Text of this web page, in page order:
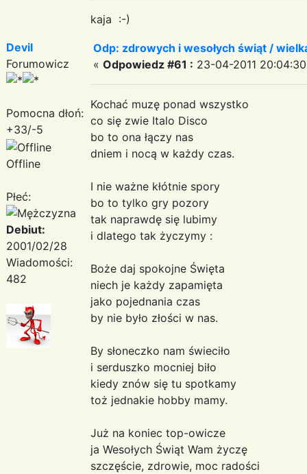
kaja :-)
Devil
Forumowicz
Pomocna dłoń:
+33/-5
Offline
Płeć:
Debiut:
2001/02/28
Wiadomości:
482
Odp: zdrowych i wesołych świąt /
« Odpowiedz #61 : 23-04-2011
Kochać muzę ponad wszystko
co się zwie Italo Disco
bo to ona łączy nas
dniem i nocą w każdy czas.
I nie ważne kłótnie spory
bo to tylko gry pozory
tak naprawdę się lubimy
i dlatego tak życzymy :
Boże daj spokojne Święta
niech je każdy zapamięta
jako pojednania czas
by nie było złości w nas.
By słoneczko nam świeciło
i serduszko mocniej biło
kiedy znów się tu spotkamy
toż jednakie hobby mamy.
Już na koniec top-owicze
ja Wesołych Świąt Wam życzę
szczęście, zdrowie, moc radości